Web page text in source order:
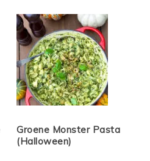
Groene Monster Pasta
(Halloween)